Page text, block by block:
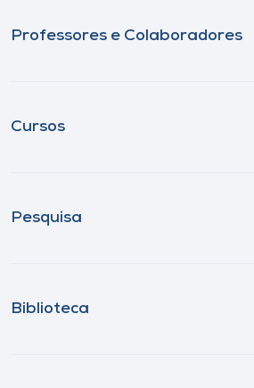
Professores e Colaboradores
Cursos
Pesquisa
Biblioteca